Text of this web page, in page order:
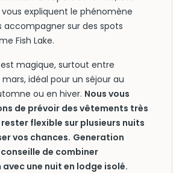
expliquent le phénomène
accompagner sur des spots
Fish Lake.
magique, surtout entre
idéal pour un séjour au
ou en hiver. Nous vous
de prévoir des vêtements très
flexible sur plusieurs nuits
vos chances. Generation
de combiner
une nuit en lodge isolé.